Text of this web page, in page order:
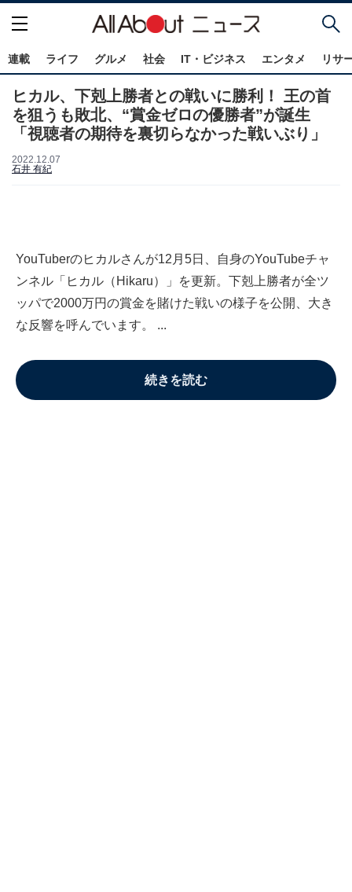
連載 ライフ グルメ 社会 IT・ビジネス エンタメ リサ
ヒカル、下剋上勝者との戦いに勝利！ 王の首
を狙うも敗北、“賞金ゼロの優勝者”が誕生
「視聴者の期待を裏切らなかった戦いぶり」
2022.12.07
石井 有紀
YouTuberのヒカルさんが12月5日、自身のYouTubeチャ
ンネル「ヒカル（Hikaru）」を更新。下剋上勝者が全ツ
ッパで2000万円の賞金を賭けた戦いの様子を公開、大き
な反響を呼んでいます。 ...
続きを読む